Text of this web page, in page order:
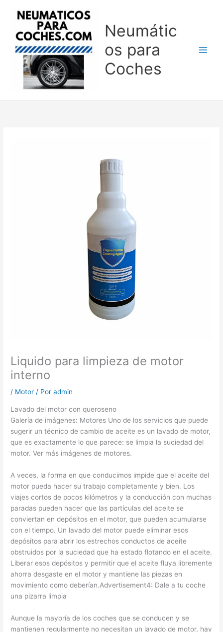
Neumátic
os para
Coches
Liquido para limpieza de motor
interno
/ Motor / Poradmin
Lavado del motor con queroseno
Galería de imágenes: Motores Uno de los servicios que puede
sugerir un técnico de cambio de aceite es un lavado de motor,
que es exactamente lo que parece: se limpia la suciedad del
motor. Ver más imágenes de motores.
A veces, la forma en que conducimos impide que el aceite del
motor pueda hacer su trabajo completamente y bien. Los
viajes cortos de pocos kilómetros y la conducción con muchas
paradas pueden hacer que las partículas del aceite se
conviertan en depósitos en el motor, que pueden acumularse
con el tiempo. Un lavado del motor puede eliminar esos
depósitos para abrir los estrechos conductos de aceite
obstruidos por la suciedad que ha estado flotando en el aceite.
Liberar esos depósitos y permitir que el aceite fluya libremente
ahorra desgaste en el motor y mantiene las piezas en
movimiento como deberían.Advertisement4: Dale a tu coche
una pizarra limpia
Aunque la mayoría de los coches que se conducen y se
mantienen regularmente no necesitan un lavado de motor, hay